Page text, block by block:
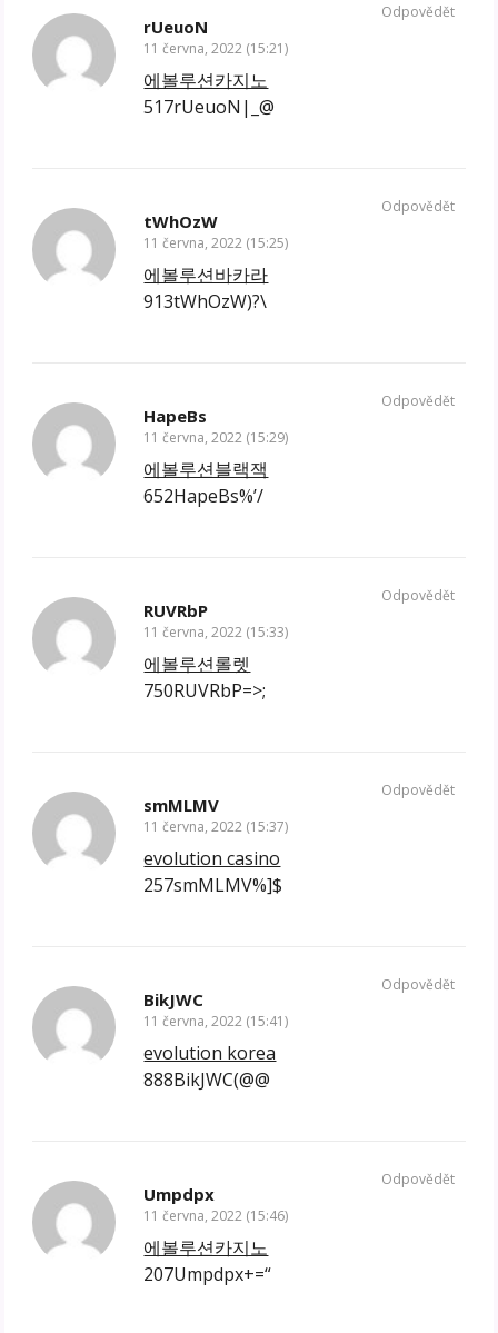
rUeuoN
11 června, 2022 (15:21)
에볼루션카지노
517rUeuoN|_@
Odpovědět
tWhOzW
11 června, 2022 (15:25)
에볼루션바카라
913tWhOzW)?\
Odpovědět
HapeBs
11 června, 2022 (15:29)
에볼루션블랙잭
652HapeBs%’/
Odpovědět
RUVRbP
11 června, 2022 (15:33)
에볼루션롤렛
750RUVRbP=>;
Odpovědět
smMLMV
11 června, 2022 (15:37)
evolution casino
257smMLMV%]$
Odpovědět
BikJWC
11 června, 2022 (15:41)
evolution korea
888BikJWC(@@
Odpovědět
Umpdpx
11 června, 2022 (15:46)
에볼루션카지노
207Umpdpx+=“
Odpovědět